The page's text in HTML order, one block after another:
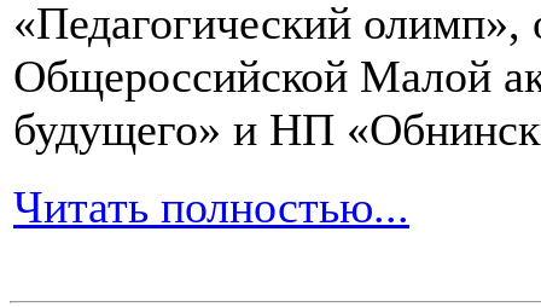
«Педагогический олимп»,
Общероссийской Малой
будущего» и НП
Читать полностью...